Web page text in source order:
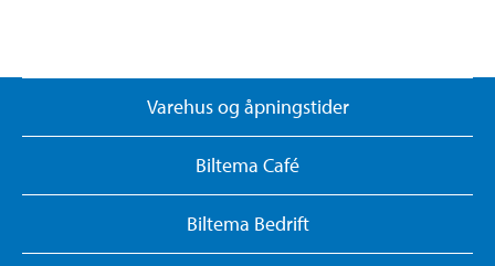
Varehus og åpningstider
Biltema Café
Biltema Bedrift